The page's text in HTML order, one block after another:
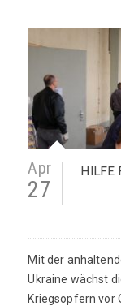
Apr
27
HILFE
Mit der
Ukraine wächst
Kriegsopfern vor